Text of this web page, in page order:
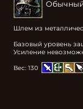
Шлем из
Базовый уровень
Усиление
Вес:130